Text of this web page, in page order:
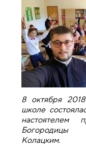
8 октября
школе
настоятелем
Богородицы
Колацким.